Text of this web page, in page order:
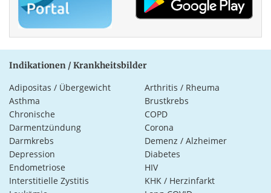
Indikationen / Krankheitsbilder
Adipositas / Übergewicht
Arthritis / Rheuma
Asthma
Brustkrebs
Chronische
Darmentzündung
COPD
Corona
Darmkrebs
Demenz / Alzheimer
Depression
Diabetes
Endometriose
HIV
Interstitielle Zystitis
KHK / Herzinfarkt